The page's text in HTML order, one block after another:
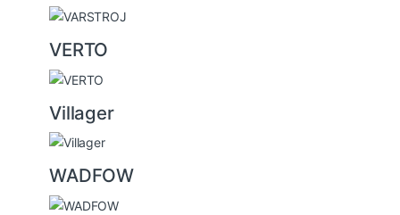
VERTO
Villager
WADFOW